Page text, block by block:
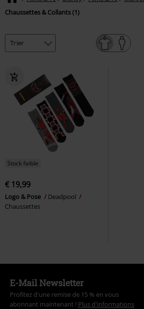
Chaussettes & Collants (1)
Stock faible
€ 19,99
Logo & Pose
Deadpool
Chaussettes
E-Mail Newsletter
Profitez d'une remise de 15 % en vous
abonnant maintenant ! Plus d'informations